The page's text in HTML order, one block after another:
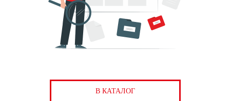
В КАТАЛОГ